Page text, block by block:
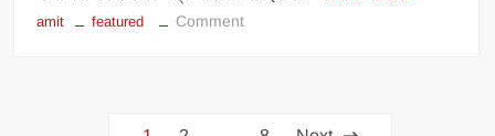
amit featured Commenton